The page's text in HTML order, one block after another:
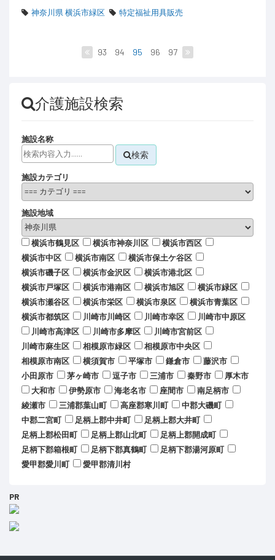
神奈川県 横浜市緑区
特定福祉用具販売
93 94 95 96 97
介護施設検索
施設名称
検索
施設カテゴリ
施設地域
横浜市鶴見区 横浜市神奈川区
横浜市西区
横浜市中区
横浜市南区
横浜市保土ケ谷区
横浜市磯子区
横浜市金沢区
横浜市港北区
横浜市戸塚区
横浜市港南区 横浜市旭区
横浜市緑区
横浜市瀬谷区
横浜市栄区 横浜市泉区
横浜市青葉区
横浜市都筑区
川崎市川崎区 川崎市幸区
川崎市中原区
川崎市高津区
川崎市多摩区
川崎市宮前区
川崎市麻生区
相模原市緑区
相模原市中央区
相模原市南区
横須賀市 平塚市 鎌倉市
藤沢市
小田原市
茅ヶ崎市 逗子市 三浦市 秦野市
厚木市
大和市
伊勢原市 海老名市 座間市
南足柄市
綾瀬市
三浦郡葉山町 高座郡寒川町
中郡大磯町
中郡二宮町
足柄上郡中井町
足柄上郡大井町
足柄上郡松田町
足柄上郡山北町
足柄上郡開成町
足柄下郡箱根町
足柄下郡真鶴町
足柄下郡湯河原町
愛甲郡愛川町
愛甲郡清川村
PR